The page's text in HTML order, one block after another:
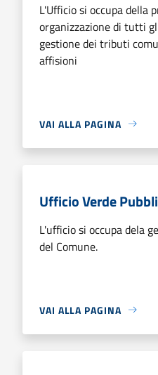
L'Ufficio si occupa della
organizzazione di tutti
gestione dei tributi
affisioni
VAI ALLA PAGINA
Ufficio Verde
L'ufficio si occupa dela
del Comune.
VAI ALLA PAGINA